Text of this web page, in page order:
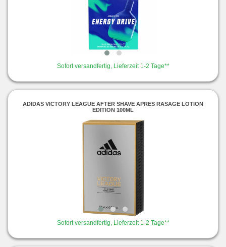
Sofort versandfertig, Lieferzeit 1-2 Tage**
ADIDAS VICTORY LEAGUE AFTER SHAVE APRES RASAGE LOTION
EDITION 100ML
Sofort versandfertig, Lieferzeit 1-2 Tage**